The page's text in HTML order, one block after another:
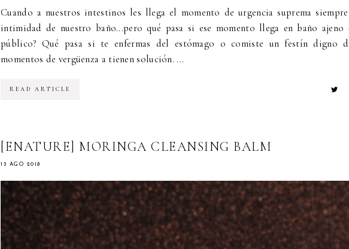
Cuando a nuestros intestinos les llega el momento de urgencia suprema
intimidad de nuestro baño...pero qué pasa si ese momento llega en baño
público? Qué pasa si te enfermas del estómago o comiste un festín digno
momentos de vergüenza a tienen solución. ...
READ ARTICLE
[ENATURE] MORINGA CLEANSING BALM
13 AGO 2018